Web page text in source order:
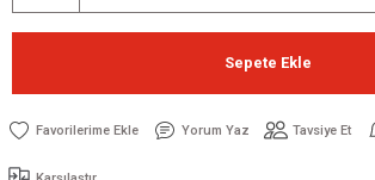
Sepete Ekle
Yorum Yaz Tavsiye Et